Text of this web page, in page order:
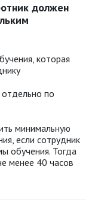
должен
которая
по
минимальную
если сотрудник
обучения. Тогда
менее 40 часов